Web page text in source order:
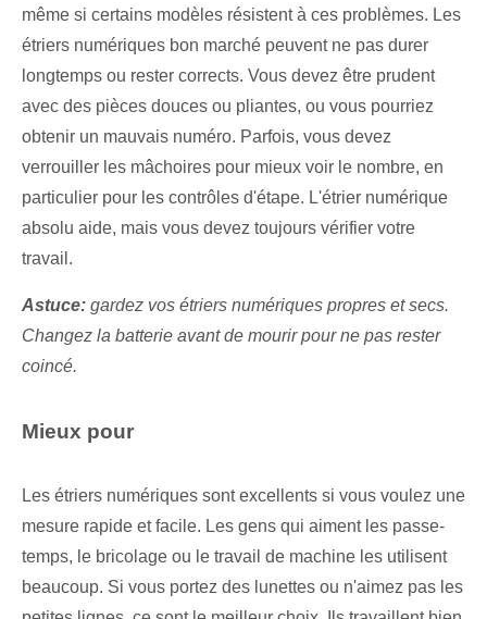
même si certains modèles résistent à ces problèmes. Les
étriers numériques bon marché peuvent ne pas durer
longtemps ou rester corrects. Vous devez être prudent
avec des pièces douces ou pliantes, ou vous pourriez
obtenir un mauvais numéro. Parfois, vous devez
verrouiller les mâchoires pour mieux voir le nombre, en
particulier pour les contrôles d'étape. L'étrier numérique
absolu aide, mais vous devez toujours vérifier votre
travail.
Astuce: gardez vos étriers numériques propres et secs.
Changez la batterie avant de mourir pour ne pas rester
coincé.
Mieux pour
Les étriers numériques sont excellents si vous voulez une
mesure rapide et facile. Les gens qui aiment les passe-
temps, le bricolage ou le travail de machine les utilisent
beaucoup. Si vous portez des lunettes ou n'aimez pas les